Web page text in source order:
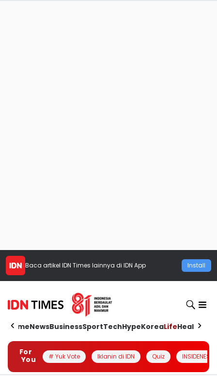
Baca artikel IDN Times lainnya di IDN App Install
HomeNewsBusinessSportTechHypeKoreaLifeHealth
For
You
# Yuk Vote Iklanin di IDN Quiz INSIDENESIA